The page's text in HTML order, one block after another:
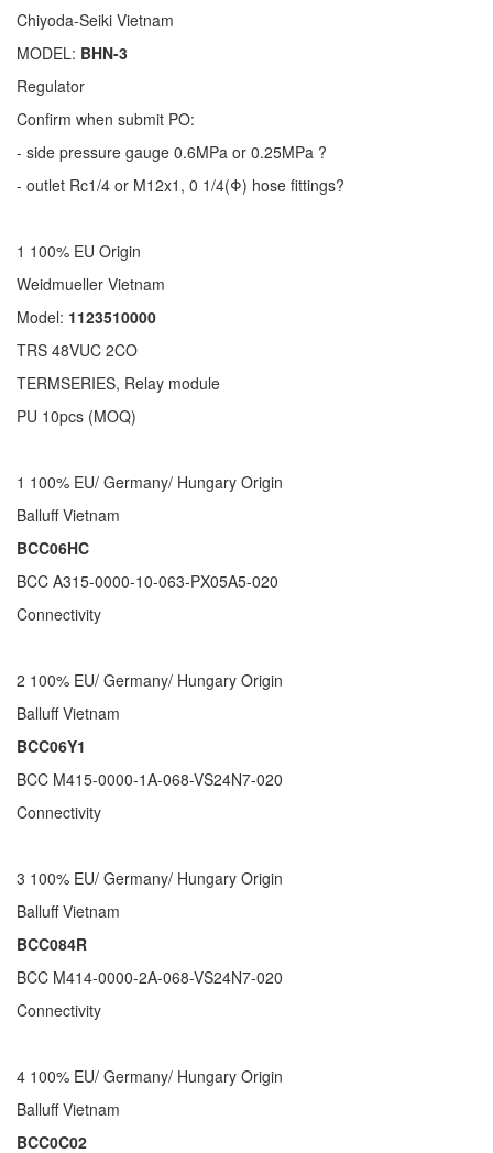
Chiyoda-Seiki Vietnam
MODEL: BHN-3
Regulator
Confirm when submit PO:
- side pressure gauge 0.6MPa or 0.25MPa ?
- outlet Rc1/4 or M12x1, 0 1/4(Φ) hose fittings?
1 100% EU Origin
Weidmueller Vietnam
Model: 1123510000
TRS 48VUC 2CO
TERMSERIES, Relay module
PU 10pcs (MOQ)
1 100% EU/ Germany/ Hungary Origin
Balluff Vietnam
BCC06HC
BCC A315-0000-10-063-PX05A5-020
Connectivity
2 100% EU/ Germany/ Hungary Origin
Balluff Vietnam
BCC06Y1
BCC M415-0000-1A-068-VS24N7-020
Connectivity
3 100% EU/ Germany/ Hungary Origin
Balluff Vietnam
BCC084R
BCC M414-0000-2A-068-VS24N7-020
Connectivity
4 100% EU/ Germany/ Hungary Origin
Balluff Vietnam
BCC0C02